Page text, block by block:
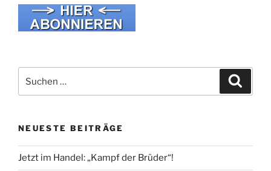
nach:
NEUESTE BEITRÄGE
Jetzt im Handel: „Kampf der Brüder“!